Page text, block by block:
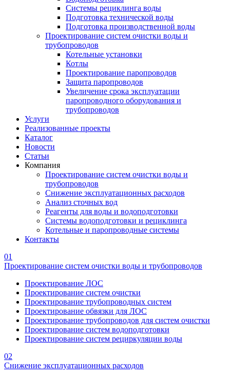
Системы рециклинга воды
Подготовка технической воды
Подготовка производственной воды
Проектирование систем очистки воды и
трубопроводов
Котельные установки
Котлы
Проектирование паропроводов
Защита паропроводов
Увеличение срока эксплуатации
паропроводного оборудования и
трубопроводов
Услуги
Реализованные проекты
Каталог
Новости
Статьи
Компания
Проектирование систем очистки воды и
трубопроводов
Снижение эксплуатационных расходов
Анализ сточных вод
Реагенты для воды и водоподготовки
Системы водоподготовки и рециклинга
Котельные и паропроводные системы
Контакты
01
Проектирование систем очистки воды и трубопроводов
Проектирование ЛОС
Проектирование систем очистки
Проектирование трубопроводных систем
Проектирование обвязки для ЛОС
Проектирование трубопроводов для систем очистки
Проектирование систем водоподготовки
Проектирование систем рециркуляции воды
02
Снижение эксплуатационных расходов